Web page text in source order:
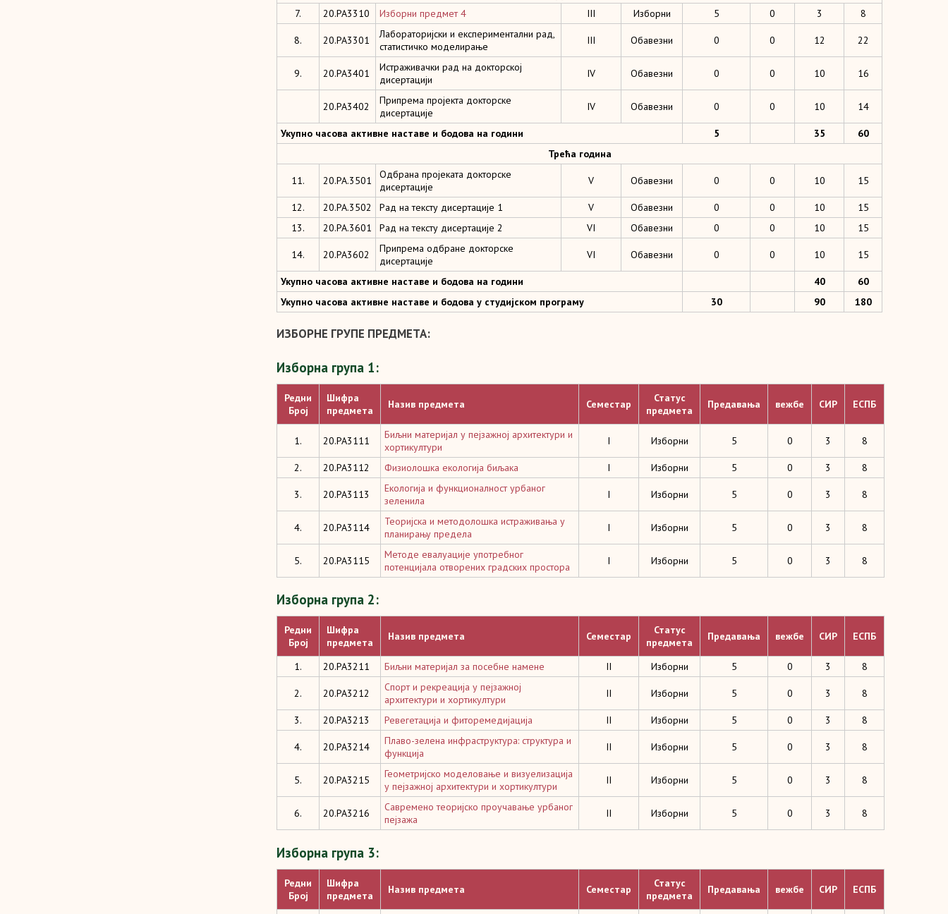
7.
20.РА3310 Изборни предмет 4 III Изборни 5 0 3 8
8. 20.РА3301
Лабораторијски и експериментални рад,
статистичко моделирање
III Обавезни 0 0 12 22
9. 20.РА3401
Истраживачки рад на докторској
дисертацији
IV Обавезни 0 0 10 16
20.РА3402
Припрема пројекта докторске
дисертације
IV Обавезни 0 0 10 14
Укупно часова активне наставе и бодова на години 5 35
60
Трећа година
11. 20.РА.3501
Одбрана пројеката докторске
дисертације
V Обавезни 0 0 10 15
12. 20.РА.3502 Рад на тексту дисертације 1 V Обавезни 0 0 10
15
13.
20.РА.3601 Рад на тексту дисертације 2 VI Обавезни 0 0 10 15
14. 20.РА3602
Припрема одбране докторске
дисертације
VI Обавезни 0 0 10 15
Укупно часова активне наставе и бодова на години 40
60
Укупно часова активне наставе и бодова у студијском програму
30 90 180
ИЗБОРНЕ ГРУПЕ ПРЕДМЕТА:
Изборна група 1:
Редни
Број
Шифра
предмета
Назив предмета Семестар
Статус
предмета
Предавања вежбе СИР ЕСПБ
1. 20.PA3111
Биљни материјал у пејзажној архитектури и
хортикултури
I Изборни 5 0 3 8
2. 20.PA3112 Физиолошка екологија биљака I Изборни 5 0 3 8
3. 20.PA3113
Екологија и функционалност урбаног
зеленила
I Изборни 5 0 3 8
4. 20.PA3114
Теоријска и методолошка истраживања у
планирању предела
I Изборни 5 0 3 8
5. 20.PA3115
Методе евалуације употребног
потенцијала отворених градских простора
I Изборни 5 0 3 8
Изборна група 2:
Редни
Број
Шифра
предмета
Назив предмета Семестар
Статус
предмета
Предавања вежбе СИР ЕСПБ
1. 20.PA3211 Биљни материјал за посебне намене II Изборни 5 0 3 8
2. 20.PA3212
Спорт и рекреација у пејзажној
архитектури и хортикултури
II Изборни 5 0 3 8
3. 20.PA3213 Ревегетација и фиторемедијација II Изборни 5 0 3 8
4. 20.PA3214
Плаво-зелена инфраструктура: структура и
функција
II Изборни 5 0 3 8
5. 20.PA3215
Геометријско моделовање и визуелизација
у пејзажној архитектури и хортикултури
II Изборни 5 0 3 8
6. 20.PA3216
Савремено теоријско проучавање урбаног
пејзажа
II Изборни 5 0 3 8
Изборна група 3:
Редни
Број
Шифра
предмета
Назив предмета Семестар
Статус
предмета
Предавања вежбе СИР ЕСПБ